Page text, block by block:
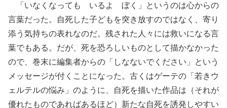
「いなくなっても いるよ ぼく」というのは心からの
言葉だった。自死した子どもを突き放すのではなく、寄り
添う気持ちの表れなのだ。残された人々には救いになる言
葉でもある。だが、死を恐ろしいものとして描かなかった
ので、巻末に編集者からの「しなないでください」という
メッセージが付くことになった。古くはゲーテの「若きウ
ェルテルの悩み」のように、自死を描いた作品は（それが
優れたものであればあるほど）新たな自死を誘発しやすい